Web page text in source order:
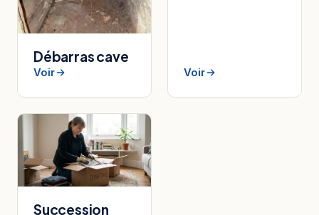
Débarras cave
Voir Voir
Succession